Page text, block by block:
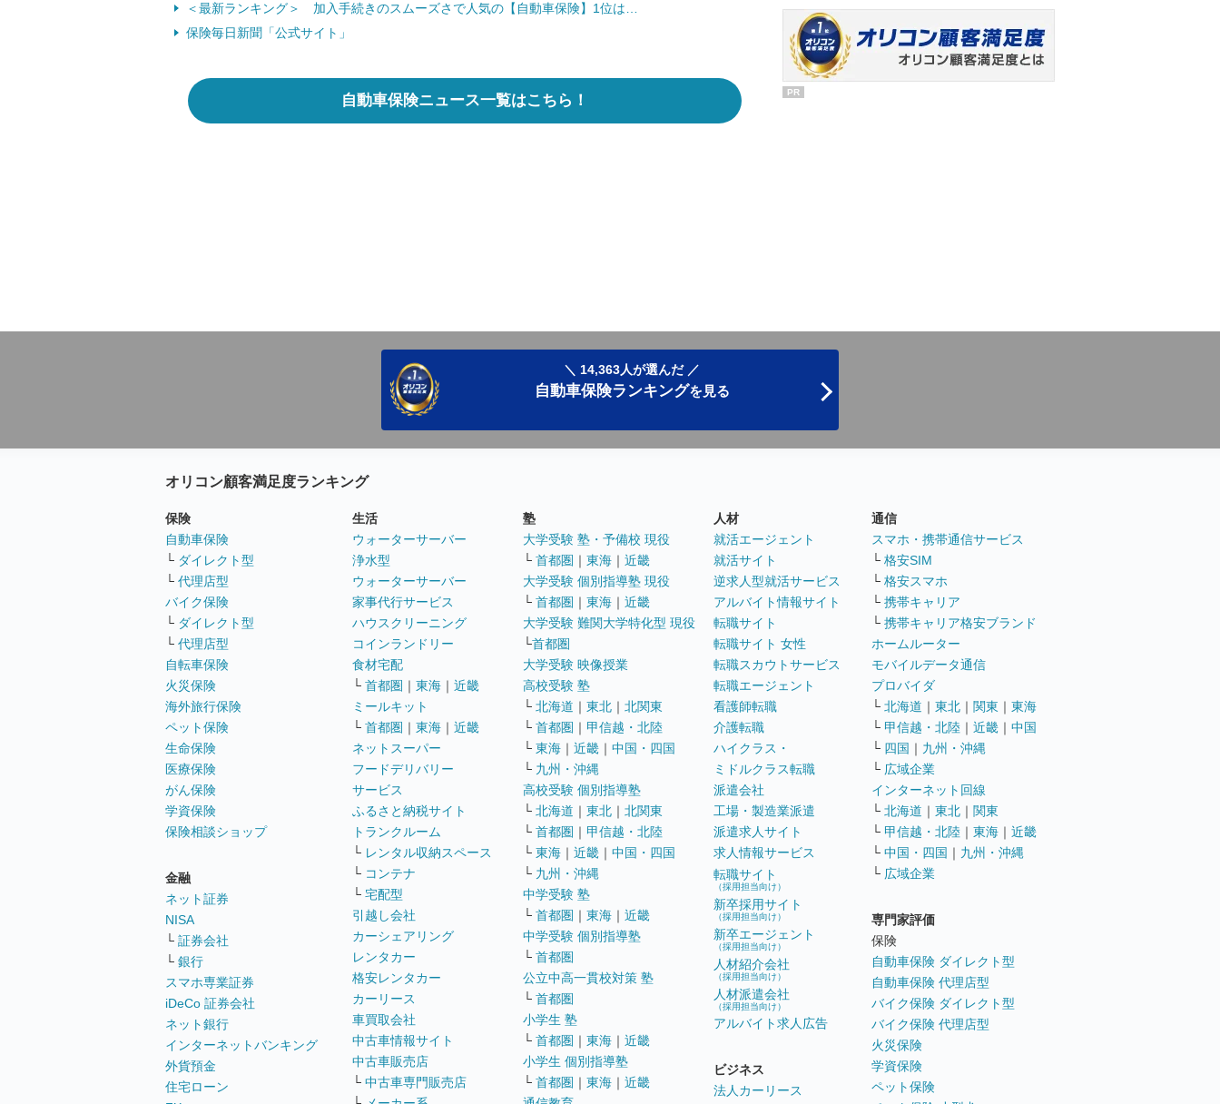
＜最新ランキング＞ 加入手続きのスムーズさで人気の【自動車保険】1位は…
保険毎日新聞「公式サイト」
自動車保険ニュース一覧はこちら！ PR
＼ 14,363人が選んだ ／
自動車保険ランキングを見る
オリコン顧客満足度ランキング
保険
自動車保険
└ ダイレクト型
└ 代理店型
バイク保険
└ ダイレクト型
└ 代理店型
自転車保険
火災保険
海外旅行保険
ペット保険
生命保険
医療保険
がん保険
学資保険
保険相談ショップ
金融
ネット証券
NISA
└ 証券会社
└ 銀行
スマホ専業証券
iDeCo 証券会社
ネット銀行
インターネットバンキング
外貨預金
住宅ローン
生活
ウォーターサーバー
浄水型
ウォーターサーバー
家事代行サービス
ハウスクリーニング
コインランドリー
食材宅配
└ 首都圏 ｜ 東海 ｜ 近畿
ミールキット
└ 首都圏 ｜ 東海 ｜ 近畿
ネットスーパー
フードデリバリー
サービス
ふるさと納税サイト
トランクルーム
└ レンタル収納スペース
└ コンテナ
└ 宅配型
引越し会社
カーシェアリング
レンタカー
格安レンタカー
カーリース
車買取会社
中古車情報サイト
中古車販売店
└ 中古車専門販売店
塾
大学受験 塾・予備校 現役
└ 首都圏 ｜ 東海 ｜ 近畿
大学受験 個別指導塾 現役
└ 首都圏 ｜ 東海 ｜ 近畿
大学受験 難関大学特化型 現役
└首都圏
大学受験 映像授業
高校受験 塾
└ 北海道 ｜ 東北 ｜ 北関東
└ 首都圏 ｜ 甲信越・北陸
└ 東海 ｜ 近畿 ｜ 中国・四国
└ 九州・沖縄
高校受験 個別指導塾
└ 北海道 ｜ 東北 ｜ 北関東
└ 首都圏 ｜ 甲信越・北陸
└ 東海 ｜ 近畿 ｜ 中国・四国
└ 九州・沖縄
中学受験 塾
└ 首都圏 ｜ 東海 ｜ 近畿
中学受験 個別指導塾
└ 首都圏
公立中高一貫校対策 塾
└ 首都圏
小学生 塾
└ 首都圏 ｜ 東海 ｜ 近畿
小学生 個別指導塾
└ 首都圏 ｜ 東海 ｜ 近畿
人材
就活エージェント
就活サイト
逆求人型就活サービス
アルバイト情報サイト
転職サイト
転職サイト 女性
転職スカウトサービス
転職エージェント
看護師転職
介護転職
ハイクラス・
ミドルクラス転職
派遣会社
工場・製造業派遣
派遣求人サイト
求人情報サービス
転職サイト
（採用担当向け）
新卒採用サイト
（採用担当向け）
新卒エージェント
（採用担当向け）
人材紹介会社
（採用担当向け）
人材派遣会社
（採用担当向け）
アルバイト求人広告
ビジネス
法人カーリース
通信
スマホ・携帯通信サービス
└ 格安SIM
└ 格安スマホ
└ 携帯キャリア
└ 携帯キャリア格安ブランド
ホームルーター
モバイルデータ通信
プロバイダ
└ 北海道 ｜ 東北 ｜ 関東 ｜ 東海
└ 甲信越・北陸 ｜ 近畿 ｜ 中国
└ 四国 ｜ 九州・沖縄
└ 広域企業
インターネット回線
└ 北海道 ｜ 東北 ｜ 関東
└ 甲信越・北陸 ｜ 東海 ｜ 近畿
└ 中国・四国 ｜ 九州・沖縄
└ 広域企業
専門家評価
保険
自動車保険 ダイレクト型
自動車保険 代理店型
バイク保険 ダイレクト型
バイク保険 代理店型
火災保険
学資保険
ペット保険